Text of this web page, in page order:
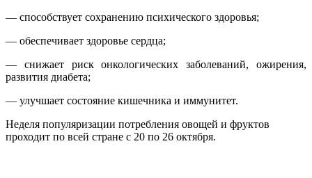
— способствует сохранению психического здоровья;
— обеспечивает здоровье сердца;
— снижает риск онкологических заболеваний, ожирения,
развития диабета;
— улучшает состояние кишечника и иммунитет.
Неделя популяризации потребления овощей и фруктов
проходит по всей стране с 20 по 26 октября.